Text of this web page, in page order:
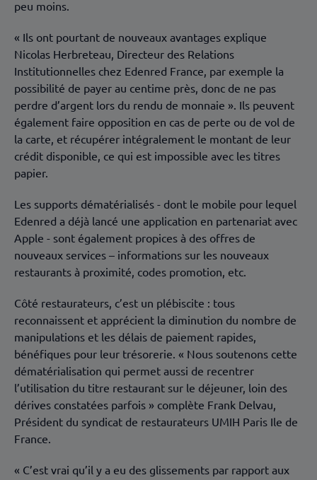
peu moins.
« Ils ont pourtant de nouveaux avantages explique
Nicolas Herbreteau, Directeur des Relations
Institutionnelles chez Edenred France, par exemple la
possibilité de payer au centime près, donc de ne pas
perdre d’argent lors du rendu de monnaie ». Ils peuvent
également faire opposition en cas de perte ou de vol de
la carte, et récupérer intégralement le montant de leur
crédit disponible, ce qui est impossible avec les titres
papier.
Les supports dématérialisés - dont le mobile pour lequel
Edenred a déjà lancé une application en partenariat avec
Apple - sont également propices à des offres de
nouveaux services – informations sur les nouveaux
restaurants à proximité, codes promotion, etc.
Côté restaurateurs, c’est un plébiscite : tous
reconnaissent et apprécient la diminution du nombre de
manipulations et les délais de paiement rapides,
bénéfiques pour leur trésorerie. « Nous soutenons cette
dématérialisation qui permet aussi de recentrer
l’utilisation du titre restaurant sur le déjeuner, loin des
dérives constatées parfois » complète Frank Delvau,
Président du syndicat de restaurateurs UMIH Paris Ile de
France.
« C’est vrai qu’il y a eu des glissements par rapport aux